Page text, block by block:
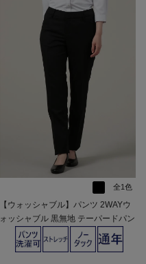
全1色
【ウォッシャブル】パンツ 2WAYウ
ォッシャブル 黒無地 テーパードパン
ツ ストーベルアンドメイソン 通年
【レディース】